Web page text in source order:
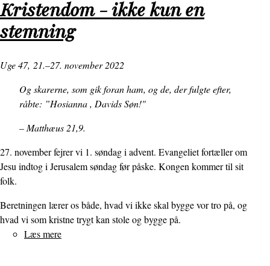
sig!
Kristendom - ikke kun en
stemning
Uge 47, 21.–27. november 2022
Og skarerne, som gik foran ham, og de, der fulgte efter,
råbte: ”Hosianna , Davids Søn!"
– Matthæus 21,9.
27. november fejrer vi 1. søndag i advent. Evangeliet fortæller om
Jesu indtog i Jerusalem søndag før påske. Kongen kommer til sit
folk.
Beretningen lærer os både, hvad vi ikke skal bygge vor tro på, og
hvad vi som kristne trygt kan stole og bygge på.
Læs mere